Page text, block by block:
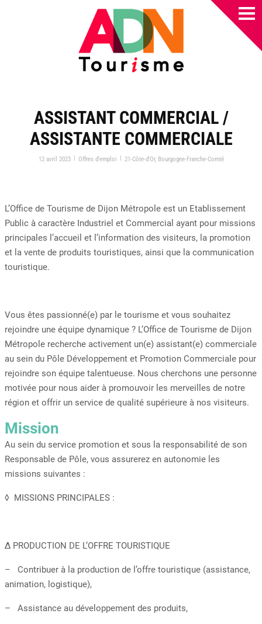
ASSISTANT COMMERCIAL /
ASSISTANTE COMMERCIALE
12 avril 2023 | Offres d’emploi | 21-Côte-d'Or, Bourgogne-Franche-Comté
L’Office de Tourisme de Dijon Métropole est un Etablissement
Public à caractère Industriel et Commercial ayant pour missions
principales l’accueil et l’information des visiteurs, la promotion
et la vente de produits touristiques, ainsi que la communication
touristique.
Vous êtes passionné(e) par le tourisme et vous souhaitez
rejoindre une équipe dynamique ? L’Office de Tourisme de Dijon
Métropole recherche activement un(e) assistant(e) commerciale
au sein du Pôle Développement et Promotion Commerciale pour
rejoindre son équipe talentueuse. Nous cherchons une personne
motivée pour nous aider à promouvoir les merveilles de notre
région et offrir un service de qualité supérieure à nos visiteurs.
Mission
Au sein du service promotion et sous la responsabilité de son
Responsable de Pôle, vous assurerez en autonomie les
missions suivantes :
◊ MISSIONS PRINCIPALES :
Δ PRODUCTION DE L’OFFRE TOURISTIQUE
– Contribuer à la production de l’offre touristique (assistance,
animation, logistique),
– Assistance au développement des produits,